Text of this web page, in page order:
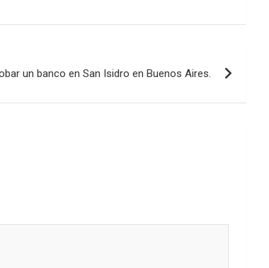
un banco en San Isidro en Buenos Aires.